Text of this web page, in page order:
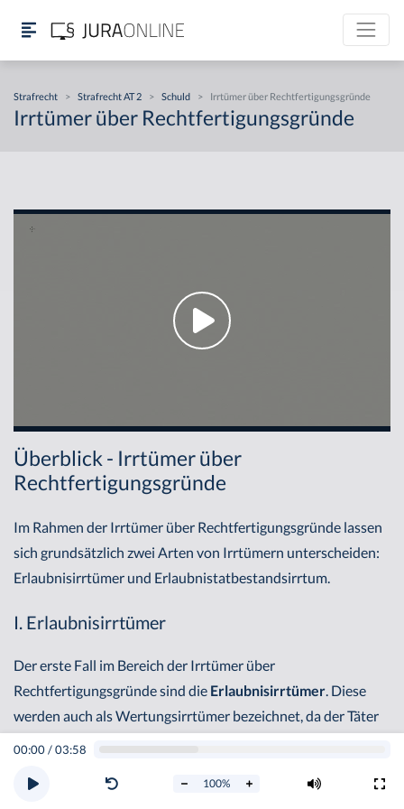
Strafrecht > Strafrecht AT 2 > Schuld > Irrtümer über Rechtfertigungsgründe
Irrtümer über Rechtfertigungsgründe
00:00/03:58
100%
Überblick - Irrtümer über
Rechtfertigungsgründe
Im Rahmen der Irrtümer über Rechtfertigungsgründe lassen
sich grundsätzlich zwei Arten von Irrtümern unterscheiden:
Erlaubnisirrtümer und Erlaubnistatbestandsirrtum.
I. Erlaubnisirrtümer
Der erste Fall im Bereich der Irrtümer über
Rechtfertigungsgründe sind die Erlaubnisirrtümer. Diese
werden auch als Wertungsirrtümer bezeichnet, da der Täter
den Sachverhalt richtig erfasst hat, allerdings diesen
Irrtum richtig bezeichnet, sondern dass die richtige Lösung